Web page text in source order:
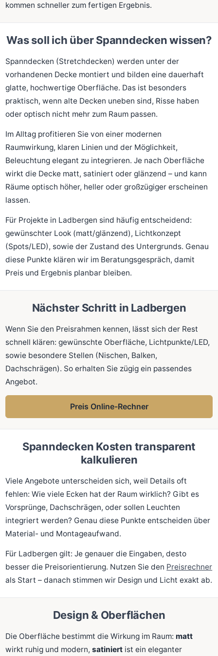
kommen schneller zum fertigen Ergebnis.
Was soll ich über Spanndecken wissen?
Spanndecken (Stretchdecken) werden unter der
vorhandenen Decke montiert und bilden eine dauerhaft
glatte, hochwertige Oberfläche. Das ist besonders
praktisch, wenn alte Decken uneben sind, Risse haben
oder optisch nicht mehr zum Raum passen.
Im Alltag profitieren Sie von einer modernen
Raumwirkung, klaren Linien und der Möglichkeit,
Beleuchtung elegant zu integrieren. Je nach Oberfläche
wirkt die Decke matt, satiniert oder glänzend – und kann
Räume optisch höher, heller oder großzügiger erscheinen
lassen.
Für Projekte in Ladbergen sind häufig entscheidend:
gewünschter Look (matt/glänzend), Lichtkonzept
(Spots/LED), sowie der Zustand des Untergrunds. Genau
diese Punkte klären wir im Beratungsgespräch, damit
Preis und Ergebnis planbar bleiben.
Nächster Schritt in Ladbergen
Wenn Sie den Preisrahmen kennen, lässt sich der Rest
schnell klären: gewünschte Oberfläche, Lichtpunkte/LED,
sowie besondere Stellen (Nischen, Balken,
Dachschrägen). So erhalten Sie zügig ein passendes
Angebot.
Preis Online-Rechner
Spanndecken Kosten transparent
kalkulieren
Viele Angebote unterscheiden sich, weil Details oft
fehlen: Wie viele Ecken hat der Raum wirklich? Gibt es
Vorsprünge, Dachschrägen, oder sollen Leuchten
integriert werden? Genau diese Punkte entscheiden über
Material- und Montageaufwand.
Für Ladbergen gilt: Je genauer die Eingaben, desto
besser die Preisorientierung. Nutzen Sie den Preisrechner
als Start – danach stimmen wir Design und Licht exakt ab.
Design & Oberflächen
Die Oberfläche bestimmt die Wirkung im Raum: matt
wirkt ruhig und modern,satiniert ist ein eleganter